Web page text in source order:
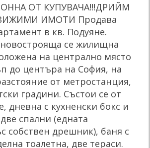
ОТ КУПУВАЧА!!!ДРИЙМ
ИМОТИ Продава
в кв. Подуяне.
се жилищна
на централно място
до центъра на София, на
от метростанция,
градини. Състои се от
дневна с кухненски бокс и
спални (едната
собствен дрешник), баня с
тоалетна, две тераси.